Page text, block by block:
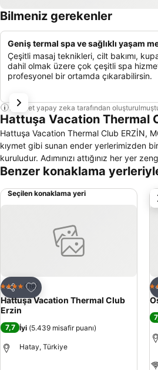
Bilmeniz gerekenler
Geniş termal spa ve sağlıklı yaşam
Çeşitli masaj teknikleri, cilt bakımı,
dahil olmak üzere çok çeşitli spa
profesyonel bir ortamda çıkarabilirsin.
Bu özet yapay zeka tarafından
Hattuşa Vacation Thermal
Hattuşa Vacation Thermal Club ERZİN, MÖ 5000 yıllarına dayanan tarihi geçmişiyle ve termal suyun mucizesini her alanda biz insanoğluna tepside bir
kıymet gibi sunan ender yerlerimizden biridir.
kuruludur. Adımınızı attığınız her yer
Benzer konaklama
Seçilen konaklama yeri
Paylaş
Favorilerime ekle
4 Yıldız Otel
Hattuşa Vacation Thermal Club
Erzin
7,7 İyi (5.439 misafir puanı)
Hatay, Türkiye
3